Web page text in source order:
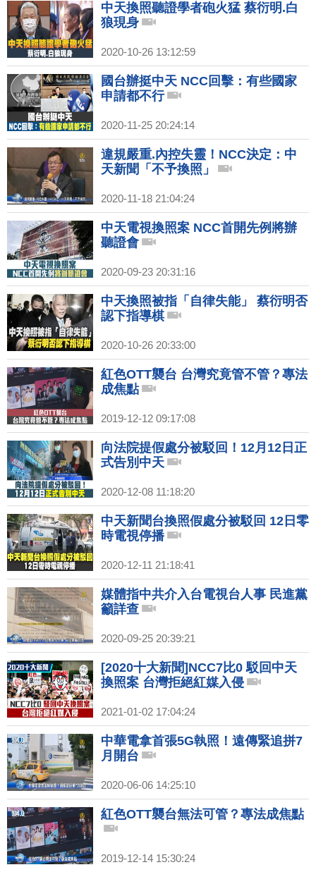
中天換照聽證學者砲火猛 蔡衍明.白
狼現身
2020-10-26 13:12:59
國台辦挺中天 NCC回擊：有些國家
申請都不行
2020-11-25 20:24:14
違規嚴重.內控失靈！NCC決定：中
天新聞「不予換照」
2020-11-18 21:04:24
中天電視換照案 NCC首開先例將辦
聽證會
2020-09-23 20:31:16
中天換照被指「自律失能」 蔡衍明否
認下指導棋
2020-10-26 20:33:00
紅色OTT襲台 台灣究竟管不管？專法
成焦點
2019-12-12 09:17:08
向法院提假處分被駁回！12月12日正
式告別中天
2020-12-08 11:18:20
中天新聞台換照假處分被駁回 12日零
時電視停播
2020-12-11 21:18:41
媒體指中共介入台電視台人事 民進黨
籲詳查
2020-09-25 20:39:21
[2020十大新聞]NCC7比0 駁回中天
換照案 台灣拒絕紅媒入侵
2021-01-02 17:04:24
中華電拿首張5G執照！遠傳緊追拼7
月開台
2020-06-06 14:25:10
紅色OTT襲台無法可管？專法成焦點
2019-12-14 15:30:24